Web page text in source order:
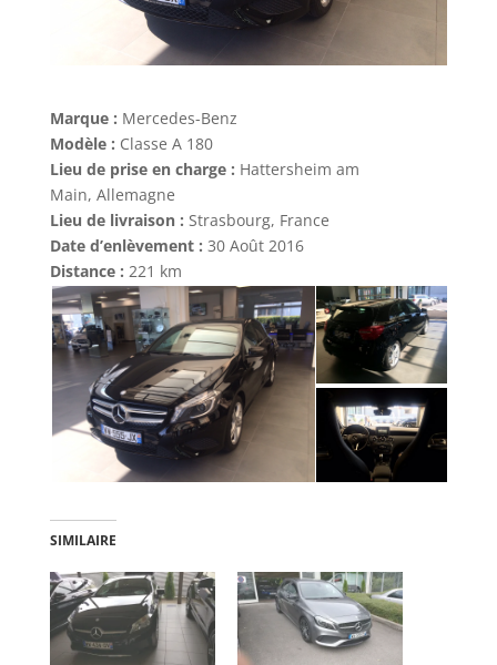
Marque : Mercedes-Benz
Modèle : Classe A 180
Lieu de prise en charge : Hattersheim am
Main, Allemagne
Lieu de livraison : Strasbourg, France
Date d’enlèvement : 30 Août 2016
Distance : 221 km
SIMILAIRE